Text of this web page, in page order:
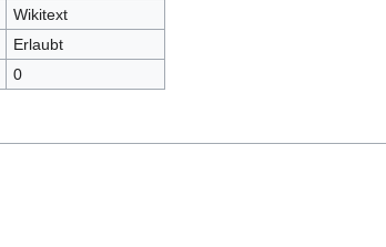
Wikitext
Erlaubt
0